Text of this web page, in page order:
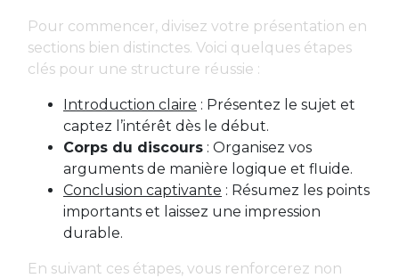
Pour commencer, divisez votre présentation en
sections bien distinctes. Voici quelques étapes
clés pour une structure réussie :
Introduction claire : Présentez le sujet et
captez l’intérêt dès le début.
Corps du discours : Organisez vos
arguments de manière logique et fluide.
Conclusion captivante : Résumez les points
importants et laissez une impression
durable.
En suivant ces étapes, vous renforcerez non